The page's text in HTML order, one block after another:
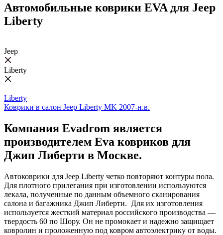
Автомобильные коврики EVA для Jeep
Liberty
Jeep
Liberty
Liberty
Коврики в салон Jeep Liberty MK 2007-н.в.
Компания Evadrom является
производителем Eva ковриков для
Джип Либерти в Москве.
Автоковрики для Jeep Liberty четко повторяют контуры пола.
Для плотного прилегания при изготовлении используются
лекала, полученные по данным объемного сканирования
салона и багажника Джип Либерти. Для их изготовления
используется жесткий материал российского производства —
твердость 60 по Шору. Он не промокает и надежно защищает
ковролин и проложенную под ковром автоэлектрику от воды.